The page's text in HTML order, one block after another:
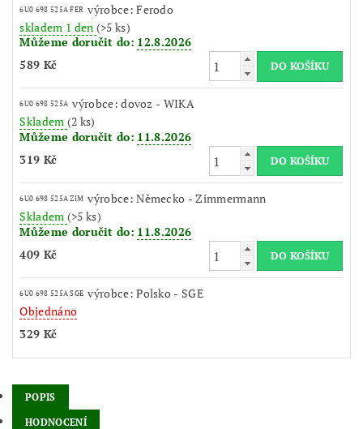
6U0 698 525A FER výrobce: Ferodo
skladem 1 den (>5 ks)
Můžeme doručit do: 12.8.2026
589 Kč
6U0 698 525A výrobce: dovoz - WIKA
Skladem (2 ks)
Můžeme doručit do: 11.8.2026
319 Kč
6U0 698 525A ZIM výrobce: Německo - Zimmermann
Skladem (>5 ks)
Můžeme doručit do: 11.8.2026
409 Kč
6U0 698 525A SGE výrobce: Polsko - SGE
Objednáno
329 Kč
POPIS
HODNOCENÍ